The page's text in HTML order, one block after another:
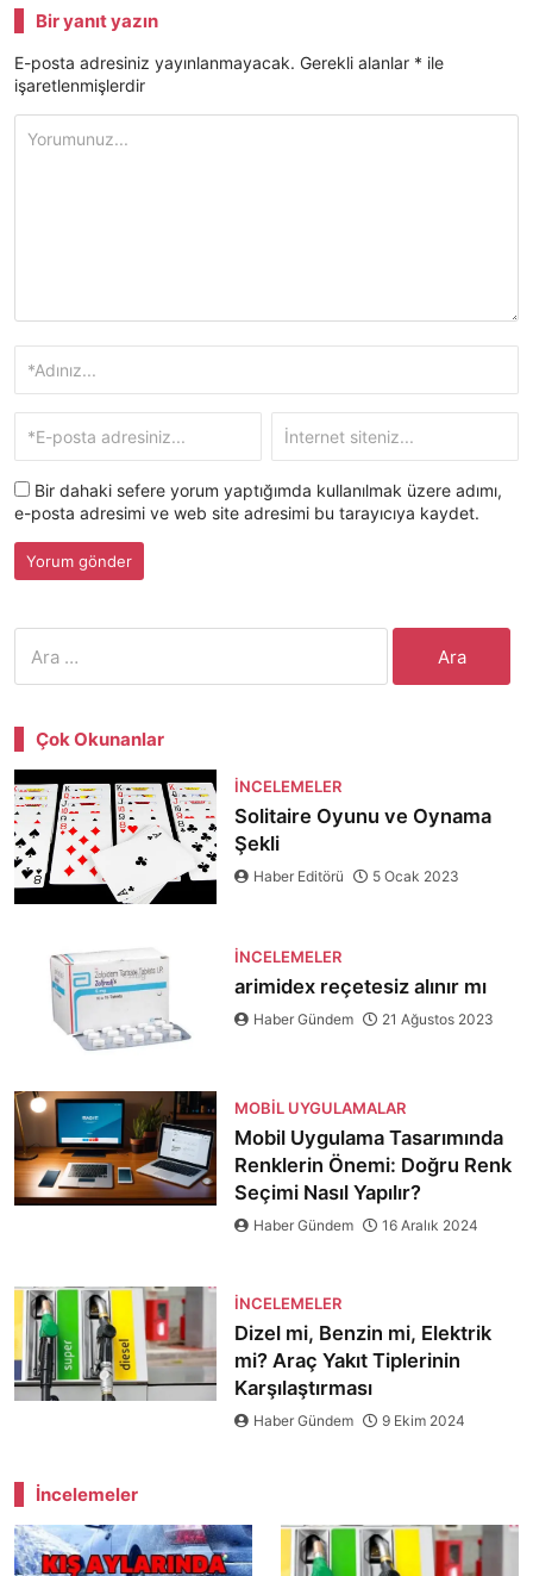
Bir yanıt yazın
E-posta adresiniz yayınlanmayacak. Gerekli alanlar * ile
işaretlenmişlerdir
Bir dahaki sefere yorum yaptığımda kullanılmak üzere adımı,
e-posta adresimi ve web site adresimi bu tarayıcıya kaydet.
Çok Okunanlar
İNCELEMELER
Solitaire Oyunu ve Oynama
Şekli
Haber Editörü 5 Ocak 2023
İNCELEMELER
arimidex reçetesiz alınır mı
Haber Gündem 21 Ağustos 2023
MOBIL UYGULAMALAR
Mobil Uygulama Tasarımında
Renklerin Önemi: Doğru Renk
Seçimi Nasıl Yapılır?
Haber Gündem 16 Aralık 2024
İNCELEMELER
Dizel mi, Benzin mi, Elektrik
mi? Araç Yakıt Tiplerinin
Karşılaştırması
Haber Gündem 9 Ekim 2024
İncelemeler